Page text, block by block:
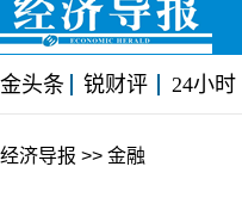
金头条 锐财评 24小时
经济导报 >> 金融